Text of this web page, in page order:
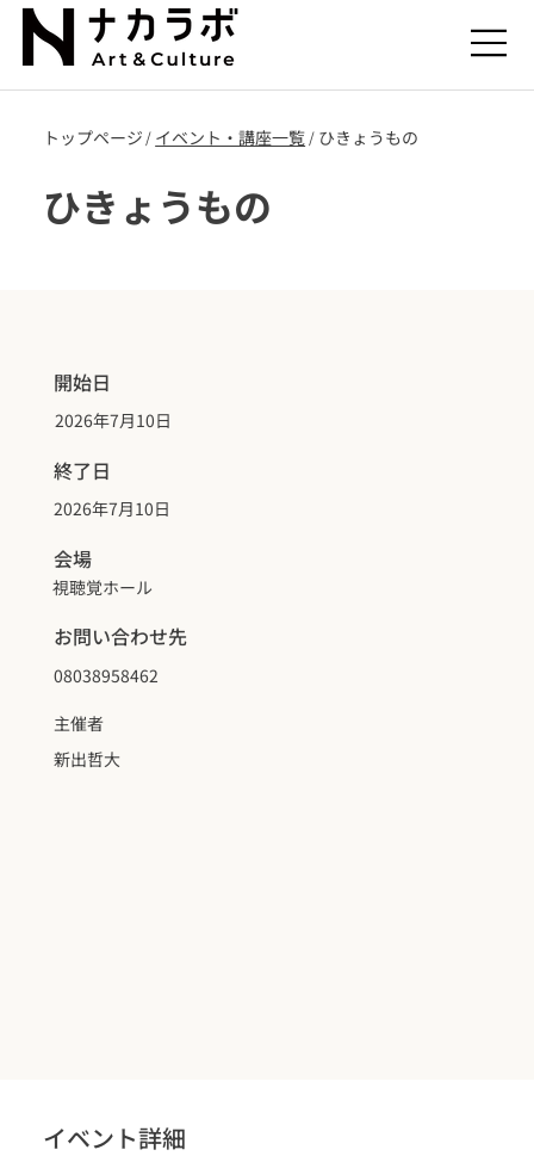
トップページ / ​イベント・講座一覧 / ひきょうもの
ひきょうもの
開始日
2026年7月10日
終了日
2026年7月10日
会場
視聴覚ホール
お問い合わせ先
08038958462
主催者
新出哲大
イベント詳細